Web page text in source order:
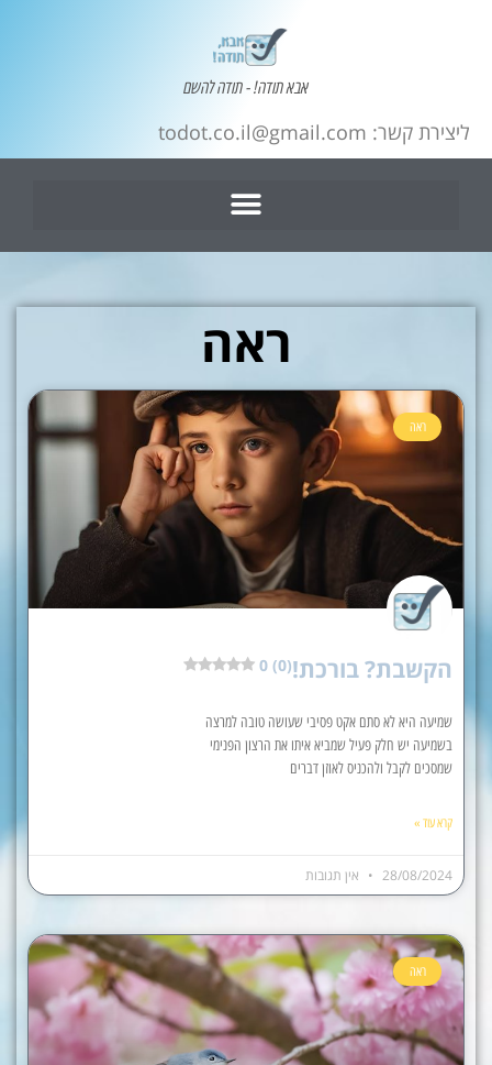
אבא תודה! - תודה להשם
ליצירת קשר: todot.co.il@gmail.com
ראה
ראה
הקשבת? בורכת!0 (0)
שמיעה היא לא סתם אקט פסיבי שעושה טובה למרצה
בשמיעה יש חלק פעיל שמביא איתו את הרצון הפנימי
שמסכים לקבל ולהכניס לאוזן דברים
קרא עוד »
28/08/2024 אין תגובות
ראה